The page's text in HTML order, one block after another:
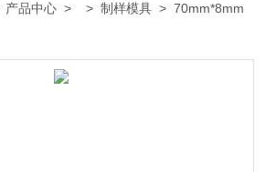
产品中心 > >制样模具 > 70mm*8mm